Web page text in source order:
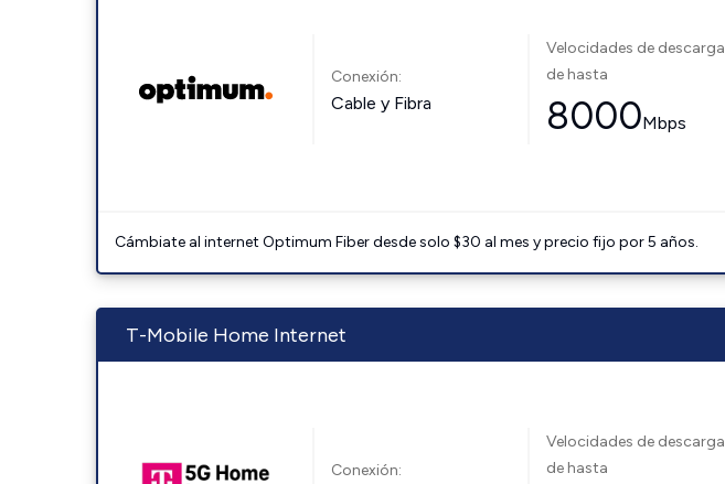
Conexión:
Cable y Fibra
Velocidades de descarga
de hasta
8000Mbps
Cámbiate al internet Optimum Fiber desde solo $30 al mes y precio fijo por 5 años.
T-Mobile Home Internet
Conexión:
Velocidades de descarga
de hasta